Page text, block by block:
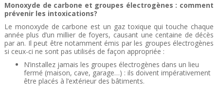
Monoxyde de carbone et groupes électrogènes : comment
prévenir les intoxications?
Le monoxyde de carbone est un gaz toxique qui touche chaque
année plus d’un millier de foyers, causant une centaine de décès
par an. Il peut être notamment émis par les groupes électrogènes
si ceux-ci ne sont pas utilisés de façon appropriée :
N’installez jamais les groupes électrogènes dans un lieu
fermé (maison, cave, garage…) : ils doivent impérativement
être placés à l’extérieur des bâtiments.